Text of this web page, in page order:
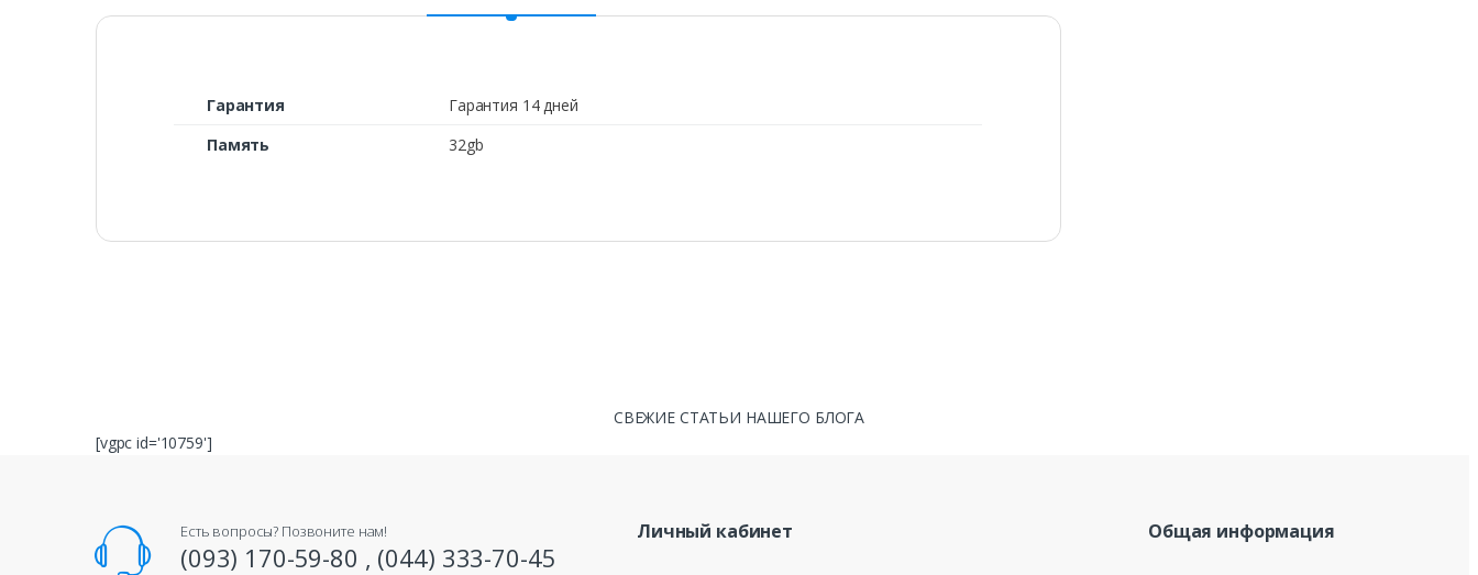
Гарантия
Гарантия 14 дней
Память
32gb
СВЕЖИЕ СТАТЬИ НАШЕГО БЛОГА
[vgpc id='10759']
Есть вопросы? Позвоните нам!
(093) 170-59-80 , (044) 333-70-45
Личный кабинет Общая информация